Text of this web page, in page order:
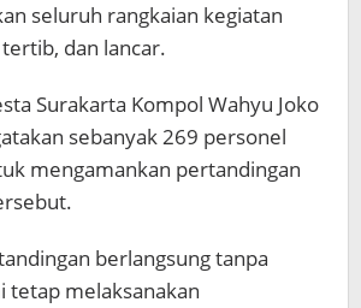
seluruh rangkaian kegiatan
dan lancar.
Surakarta Kompol Wahyu Joko
sebanyak 269 personel
mengamankan pertandingan
berlangsung tanpa
tetap melaksanakan